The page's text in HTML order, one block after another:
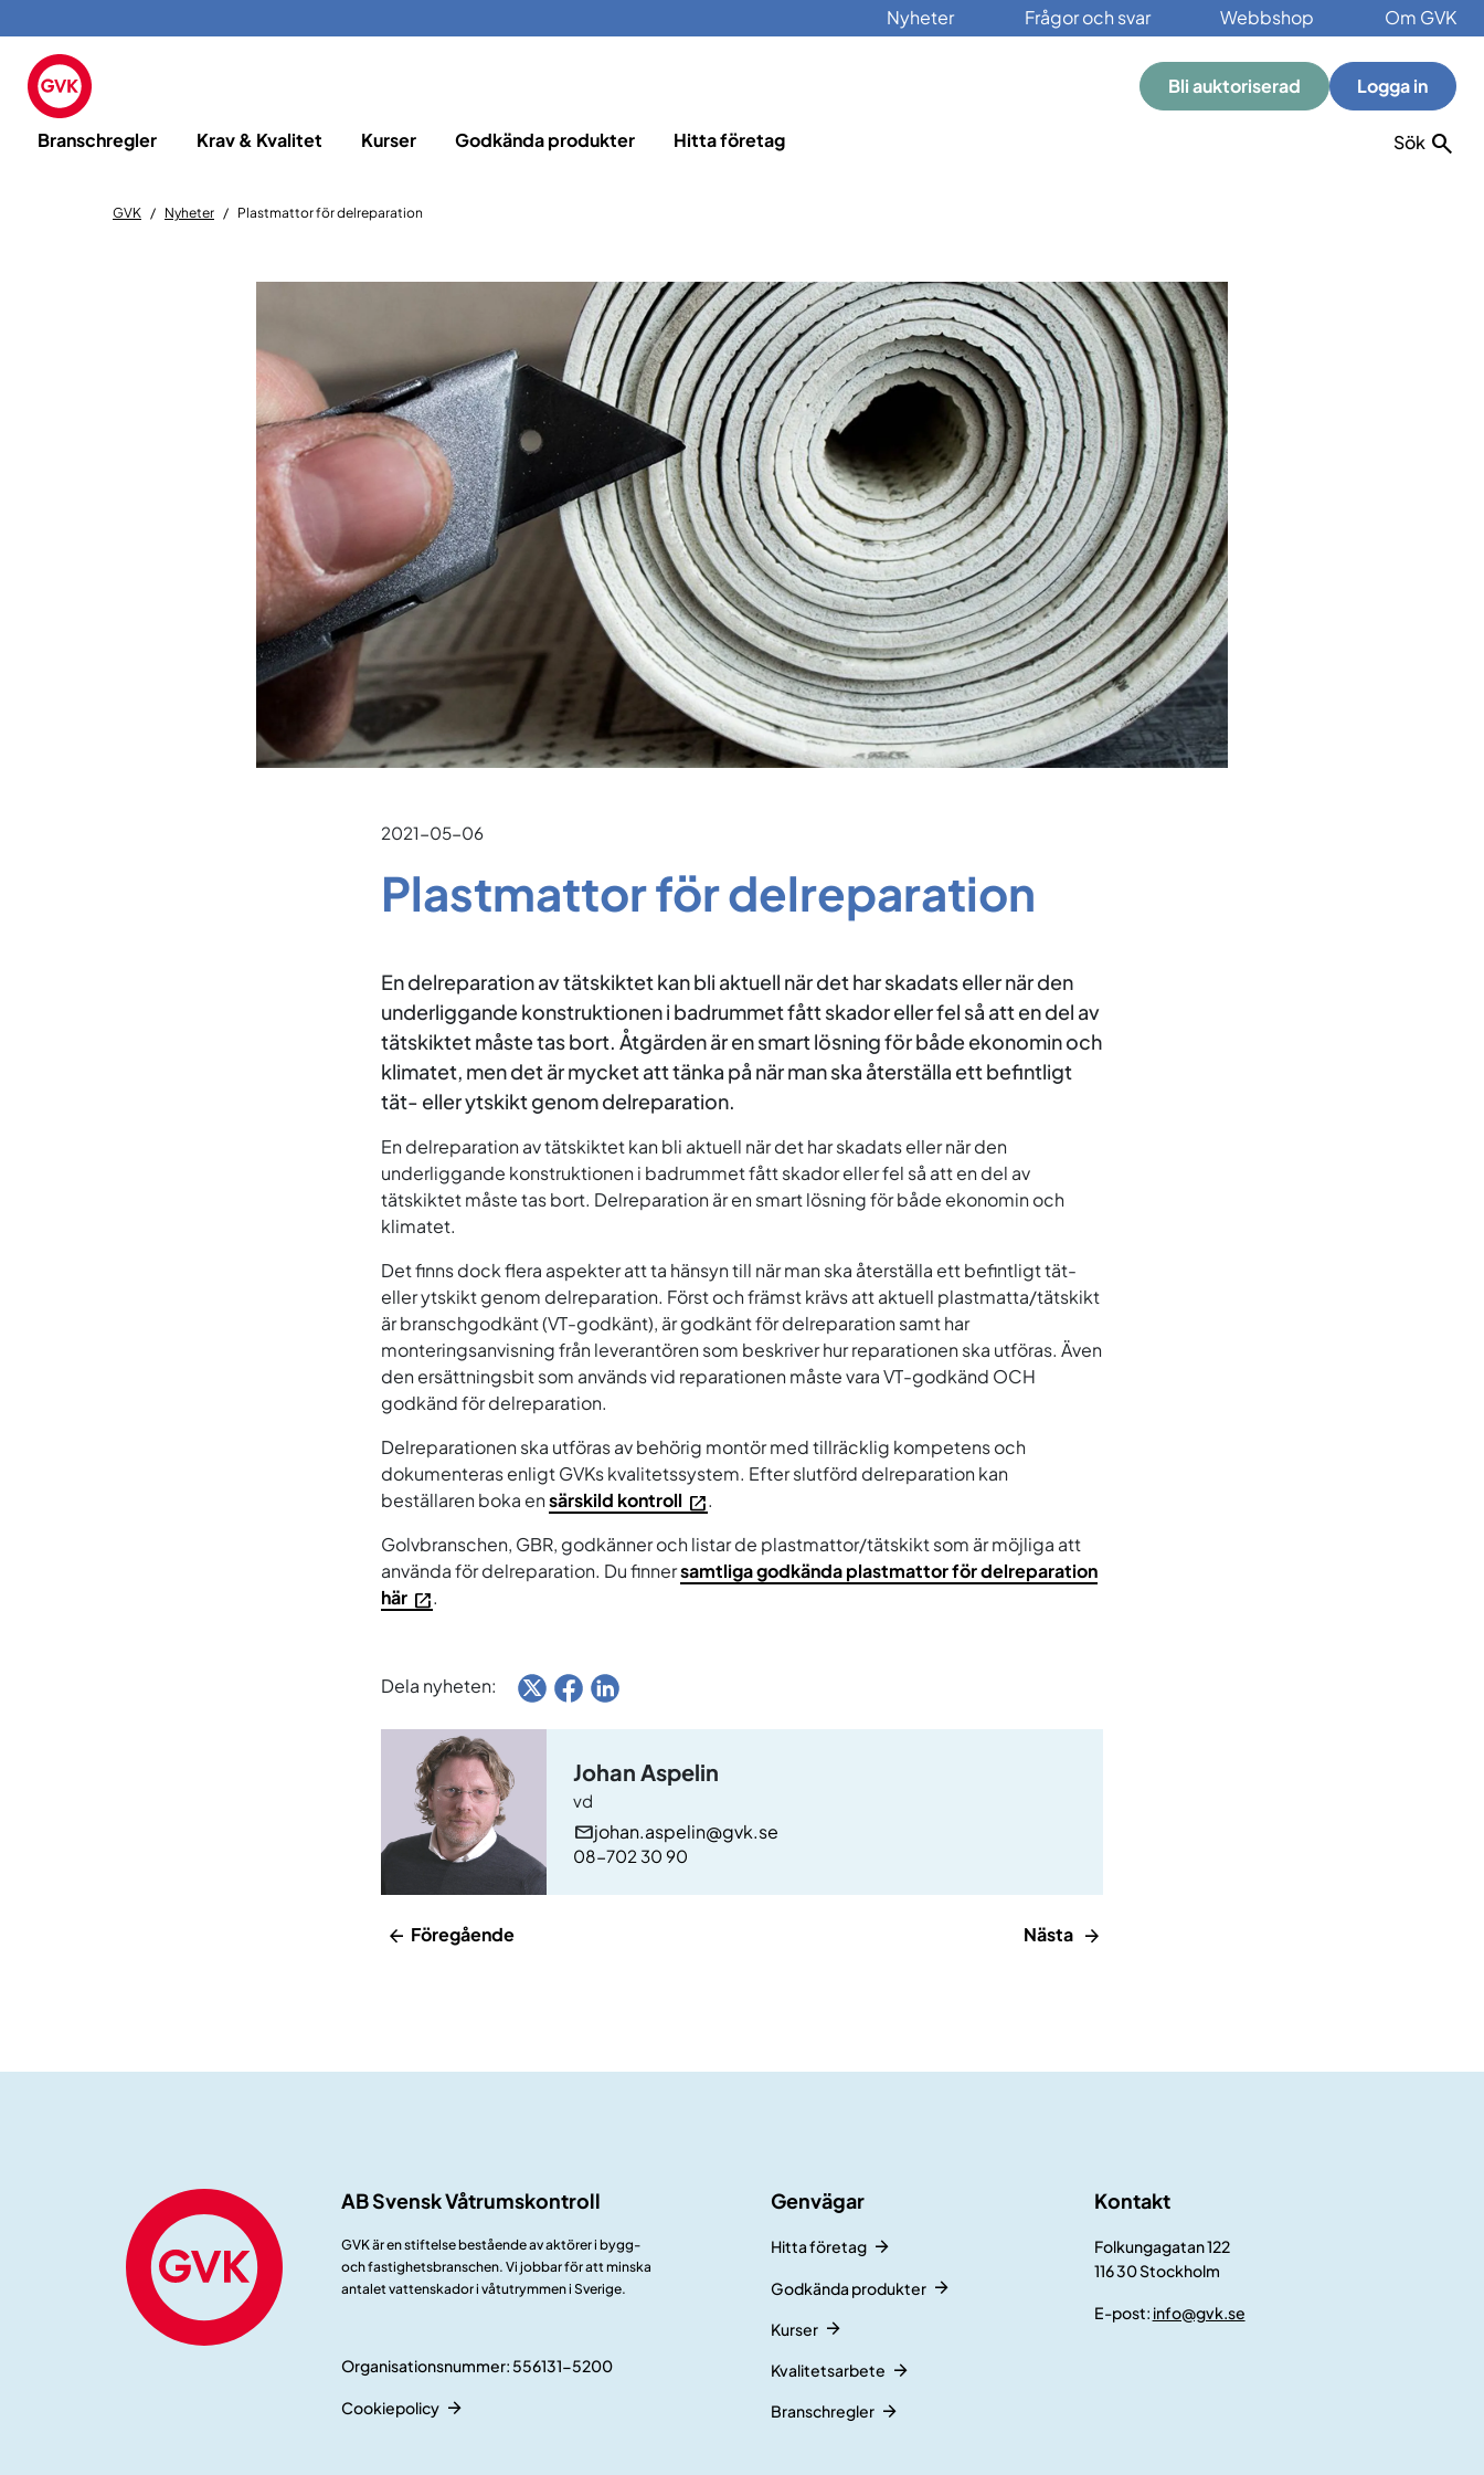
Nyheter Frågor och svar Webbshop Om GVK
Branschregler Krav & Kvalitet Kurser Godkända produkter Hitta företag
Bli auktoriserad Logga in
Sök
GVK Nyheter Plastmattor för delreparation
2021-05-06
Plastmattor för delreparation
En delreparation av tätskiktet kan bli aktuell när det har skadats eller när den
underliggande konstruktionen i badrummet fått skador eller fel så att en del av
tätskiktet måste tas bort. Åtgärden är en smart lösning för både ekonomin och
klimatet, men det är mycket att tänka på när man ska återställa ett befintligt
tät- eller ytskikt genom delreparation.
En delreparation av tätskiktet kan bli aktuell när det har skadats eller när den
underliggande konstruktionen i badrummet fått skador eller fel så att en del av
tätskiktet måste tas bort. Delreparation är en smart lösning för både ekonomin och
klimatet.
Det finns dock flera aspekter att ta hänsyn till när man ska återställa ett befintligt tät-
eller ytskikt genom delreparation. Först och främst krävs att aktuell plastmatta/tätskikt
är branschgodkänt (VT-godkänt), är godkänt för delreparation samt har
monteringsanvisning från leverantören som beskriver hur reparationen ska utföras. Även
den ersättningsbit som används vid reparationen måste vara VT-godkänd OCH
godkänd för delreparation.
Delreparationen ska utföras av behörig montör med tillräcklig kompetens och
dokumenteras enligt GVKs kvalitetssystem. Efter slutförd delreparation kan
beställaren boka ensärskild kontroll
.
Golvbranschen, GBR, godkänner och listar de plastmattor/tätskikt som är möjliga att
använda för delreparation. Du finnersamtliga godkända plastmattor för delreparation
här
.
Dela nyheten:
Johan Aspelin
vd
johan.aspelin@gvk.se
08-702 30 90
Föregående Nästa
AB Svensk Våtrumskontroll
GVK är en stiftelse bestående av aktörer i bygg-
och fastighetsbranschen. Vi jobbar för att minska
antalet vattenskador i våtutrymmen i Sverige.
Organisationsnummer: 556131-5200
Cookiepolicy
Genvägar
Hitta företag
Godkända produkter
Kurser
Kvalitetsarbete
Branschregler
Kontakt
Folkungagatan 122
116 30 Stockholm
E-post: info@gvk.se